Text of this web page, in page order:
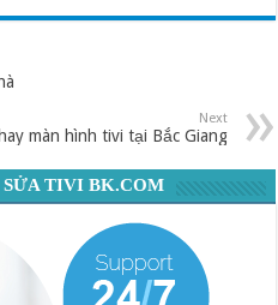
Next
màn hình tivi tại Bắc Giang
TIVI BK.COM